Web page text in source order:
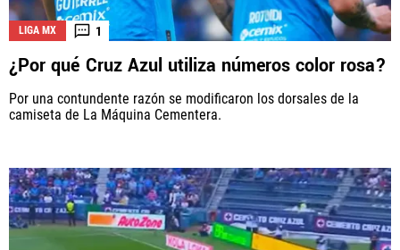
LIGA MX 1
¿Por qué Cruz Azul utiliza números color rosa?
Por una contundente razón se modificaron los dorsales de la
camiseta de La Máquina Cementera.